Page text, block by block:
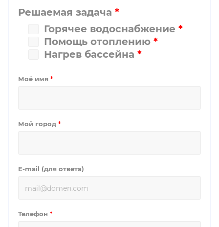
Решаемая задача *
Горячее водоснабжение *
Помощь отоплению *
Нагрев бассейна *
Моё имя *
Мой город *
E-mail (для ответа)
Телефон *